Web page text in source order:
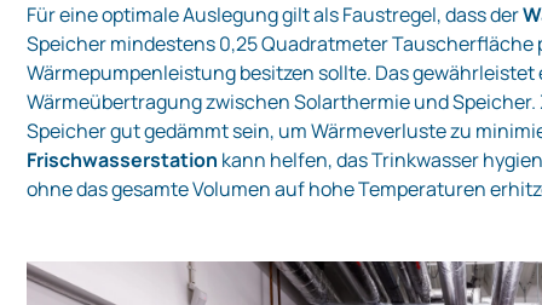
Für eine optimale Auslegung gilt als Faustregel, dass der
Speicher mindestens 0,25 Quadratmeter Tauscherfläche
Wärmepumpenleistung besitzen sollte. Das gewährleistet
Wärmeübertragung zwischen Solarthermie und Speicher.
Speicher gut gedämmt sein, um Wärmeverluste zu
Frischwasserstation kann helfen, das Trinkwasser
ohne das gesamte Volumen auf hohe Temperaturen